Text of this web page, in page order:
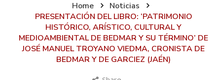
Home
Noticias
PRESENTACIÓN DEL LIBRO: ‘PATRIMONIO
HISTÓRICO, ARÍSTICO, CULTURAL Y
MEDIOAMBIENTAL DE BEDMAR Y SU TÉRMINO’ DE
JOSÉ MANUEL TROYANO VIEDMA, CRONISTA DE
BEDMAR Y DE GARCIEZ (JAÉN)